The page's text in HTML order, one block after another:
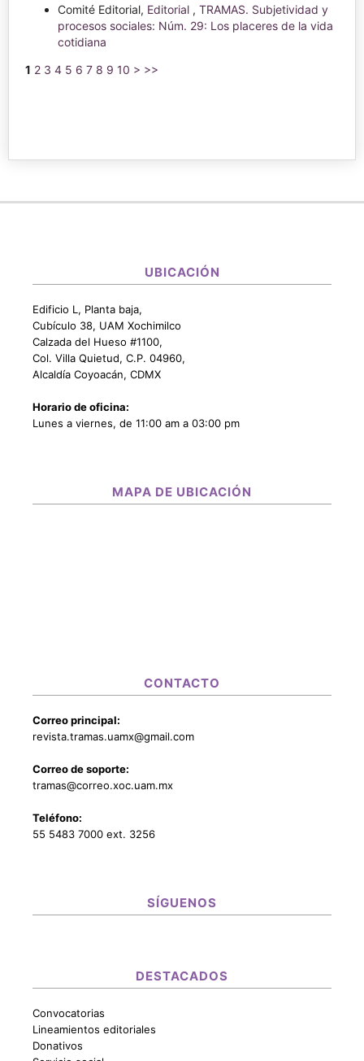
Comité Editorial, Editorial , TRAMAS. Subjetividad y
procesos sociales: Núm. 29: Los placeres de la vida
cotidiana
1 2 3 4 5 6 7 8 9 10 > >>
UBICACIÓN
Edificio L, Planta baja,
Cubículo 38, UAM Xochimilco
Calzada del Hueso #1100,
Col. Villa Quietud, C.P. 04960,
Alcaldía Coyoacán, CDMX
Horario de oficina:
Lunes a viernes, de 11:00 am a 03:00 pm
MAPA DE UBICACIÓN
CONTACTO
Correo principal:
revista.tramas.uamx@gmail.com
Correo de soporte:
tramas@correo.xoc.uam.mx
Teléfono:
55 5483 7000 ext. 3256
SÍGUENOS
DESTACADOS
Convocatorias
Lineamientos editoriales
Donativos